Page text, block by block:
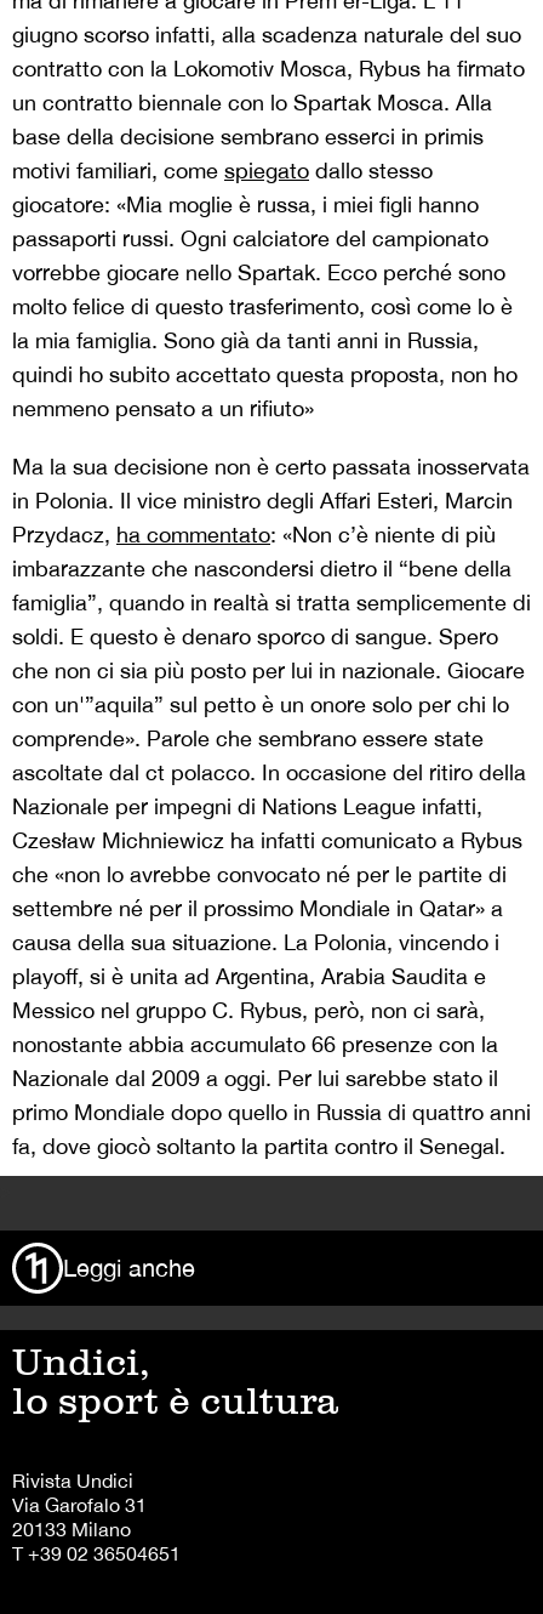
giugno scorso infatti, alla scadenza naturale del suo
contratto con la Lokomotiv Mosca, Rybus ha firmato
un contratto biennale con lo Spartak Mosca. Alla
base della decisione sembrano esserci in primis
motivi familiari, come spiegato dallo stesso
giocatore: «Mia moglie è russa, i miei figli hanno
passaporti russi. Ogni calciatore del campionato
vorrebbe giocare nello Spartak. Ecco perché sono
molto felice di questo trasferimento, così come lo è
la mia famiglia. Sono già da tanti anni in Russia,
quindi ho subito accettato questa proposta, non ho
nemmeno pensato a un rifiuto»
Ma la sua decisione non è certo passata inosservata
in Polonia. Il vice ministro degli Affari Esteri, Marcin
Przydacz, ha commentato: «Non c’è niente di più
imbarazzante che nascondersi dietro il “bene della
famiglia”, quando in realtà si tratta semplicemente di
soldi. E questo è denaro sporco di sangue. Spero
che non ci sia più posto per lui in nazionale. Giocare
con un'”aquila” sul petto è un onore solo per chi lo
comprende». Parole che sembrano essere state
ascoltate dal ct polacco. In occasione del ritiro della
Nazionale per impegni di Nations League infatti,
Czesław Michniewicz ha infatti comunicato a Rybus
che «non lo avrebbe convocato né per le partite di
settembre né per il prossimo Mondiale in Qatar» a
causa della sua situazione. La Polonia, vincendo i
playoff, si è unita ad Argentina, Arabia Saudita e
Messico nel gruppo C. Rybus, però, non ci sarà,
nonostante abbia accumulato 66 presenze con la
Nazionale dal 2009 a oggi. Per lui sarebbe stato il
primo Mondiale dopo quello in Russia di quattro anni
fa, dove giocò soltanto la partita contro il Senegal.
Leggi anche
Undici,
lo sport è cultura
Rivista Undici
Via Garofalo 31
20133 Milano
T +39 02 36504651